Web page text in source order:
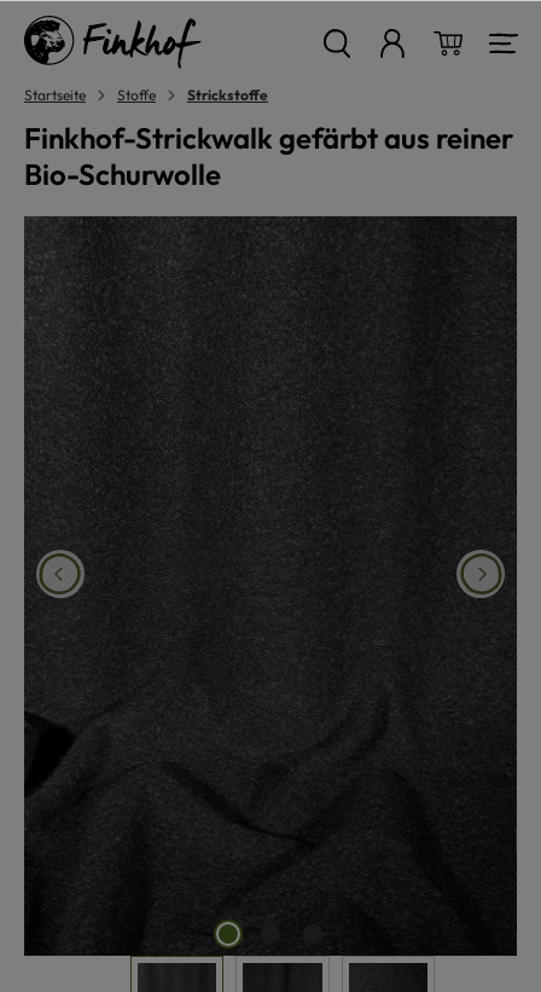
springen
Startseite Stoffe Strickstoffe
Finkhof-Strickwalk gefärbt aus reiner
Bio-Schurwolle
Bildergalerie überspringen